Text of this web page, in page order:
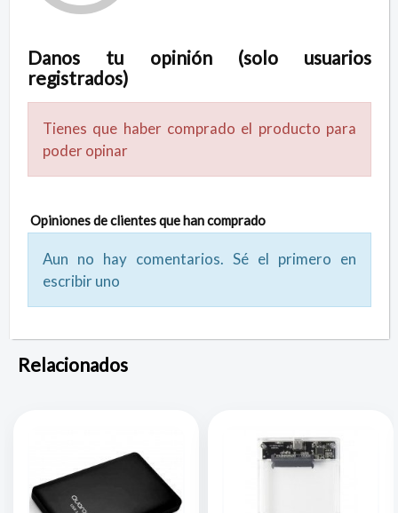
Danos tu opinión (solo usuarios
registrados)
Tienes que haber comprado el producto para
poder opinar
Opiniones de clientes que han comprado
Aun no hay comentarios. Sé el primero en
escribir uno
Relacionados